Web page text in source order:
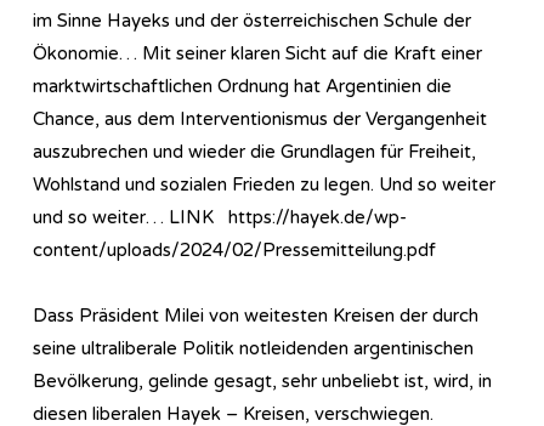
im Sinne Hayeks und der österreichischen Schule der
Ökonomie… Mit seiner klaren Sicht auf die Kraft einer
marktwirtschaftlichen Ordnung hat Argentinien die
Chance, aus dem Interventionismus der Vergangenheit
auszubrechen und wieder die Grundlagen für Freiheit,
Wohlstand und sozialen Frieden zu legen. Und so weiter
und so weiter… LINK https://hayek.de/wp-
content/uploads/2024/02/Pressemitteilung.pdf
Dass Präsident Milei von weitesten Kreisen der durch
seine ultraliberale Politik notleidenden argentinischen
Bevölkerung, gelinde gesagt, sehr unbeliebt ist, wird, in
diesen liberalen Hayek – Kreisen, verschwiegen.